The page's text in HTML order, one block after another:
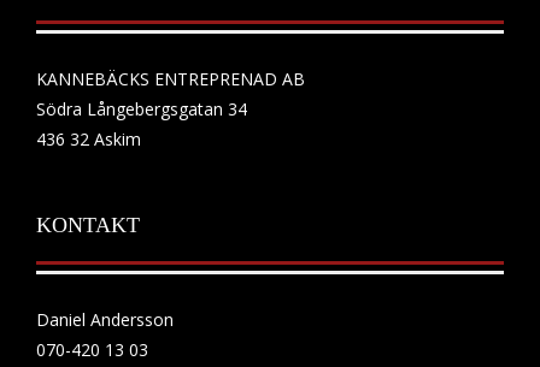
KANNEBÄCKS ENTREPRENAD AB
Södra Långebergsgatan 34
436 32 Askim
KONTAKT
Daniel Andersson
070-420 13 03